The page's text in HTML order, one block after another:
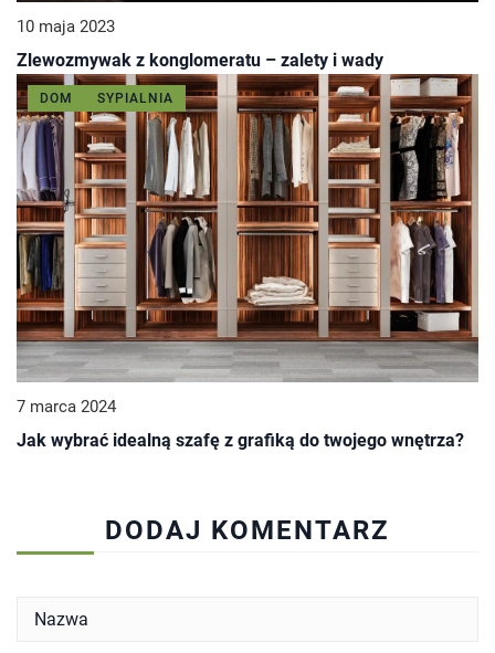
10 maja 2023
Zlewozmywak z konglomeratu – zalety i wady
DOM SYPIALNIA
7 marca 2024
Jak wybrać idealną szafę z grafiką do twojego wnętrza?
DODAJ KOMENTARZ